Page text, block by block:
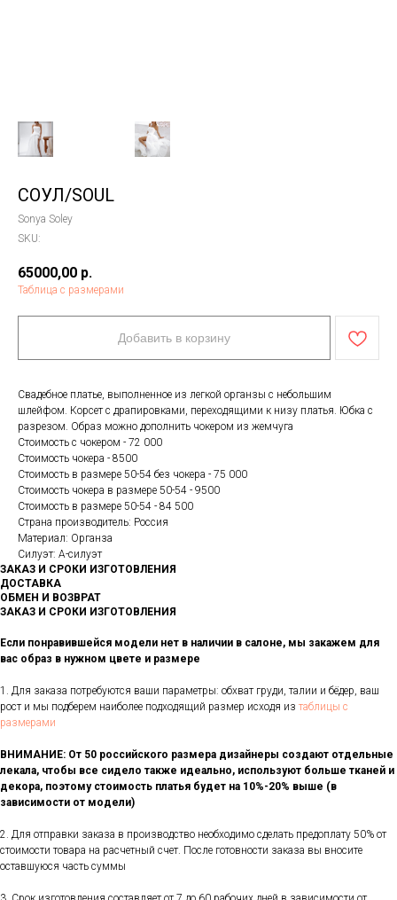
СОУЛ/SOUL
Sonya Soley
SKU:
65000,00 р.
Таблица с размерами
Добавить в корзину
Свадебное платье, выполненное из легкой органзы с небольшим
шлейфом. Корсет с драпировками, переходящими к низу платья. Юбка с
разрезом. Образ можно дополнить чокером из жемчуга
Стоимость с чокером - 72 000
Стоимость чокера - 8500
Стоимость в размере 50-54 без чокера - 75 000
Стоимость чокера в размере 50-54 - 9500
Стоимость в размере 50-54 - 84 500
Страна производитель: Россия
Материал: Органза
Силуэт: А-силуэт
ЗАКАЗ И СРОКИ ИЗГОТОВЛЕНИЯ
ДОСТАВКА
ОБМЕН И ВОЗВРАТ
ЗАКАЗ И СРОКИ ИЗГОТОВЛЕНИЯ
Если понравившейся модели нет в наличии в салоне, мы закажем для
вас образ в нужном цвете и размере
1. Для заказа потребуются ваши параметры: обхват груди, талии и бёдер, ваш
рост и мы подберем наиболее подходящий размер исходя из таблицы с
размерами
ВНИМАНИЕ: От 50 российского размера дизайнеры создают отдельные
лекала, чтобы все сидело также идеально, используют больше тканей и
декора, поэтому стоимость платья будет на 10%-20% выше (в
зависимости от модели)
2. Для отправки заказа в производство необходимо сделать предоплату 50% от
стоимости товара на расчетный счет. После готовности заказа вы вносите
оставшуюся часть суммы